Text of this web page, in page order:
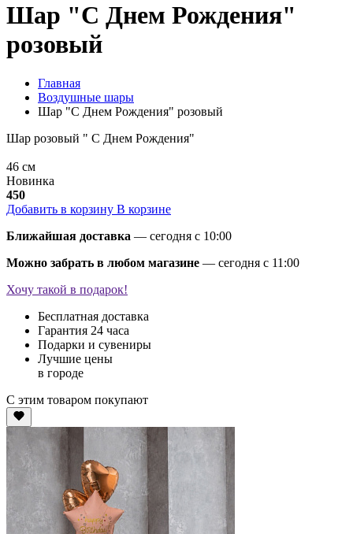
Шар "С Днем Рождения"
розовый
Главная
Воздушные шары
Шар "С Днем Рождения" розовый
Шар розовый " С Днем Рождения"
46 см
Новинка
450
Добавить в корзину В корзине
Ближайшая доставка — сегодня c 10:00
Можно забрать в любом магазине — сегодня c 11:00
Хочу такой в подарок!
Бесплатная доставка
Гарантия 24 часа
Подарки и сувениры
Лучшие цены
в городе
С этим товаром покупают